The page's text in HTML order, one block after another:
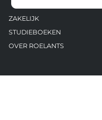
ZAKELIJK
STUDIEBOEKEN
OVER ROELANTS